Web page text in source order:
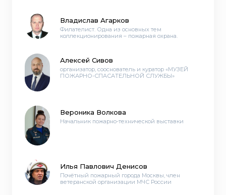
Владислав Агарков
Филателист. Одна из основных тем
коллекционирования – пожарная охрана.
Алексей Сивов
организатор, сооснователь и куратор «МУЗЕЙ
ПОЖАРНО-СПАСАТЕЛЬНОЙ СЛУЖБЫ»
Вероника Волкова
Начальник пожарно-технической выставки
Илья Павлович Денисов
Почётный пожарный города Москвы, член
ветеранской организации МЧС России